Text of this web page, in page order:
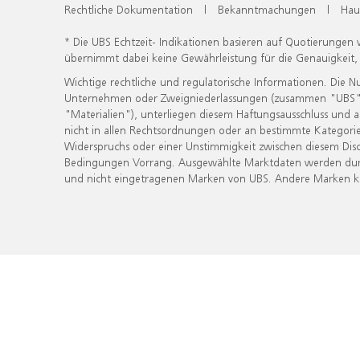
Rechtliche Dokumentation | Bekanntmachungen |
* Die UBS Echtzeit- Indikationen basieren auf
übernimmt dabei keine Gewährleistung für die
Wichtige rechtliche und regulatorische Informationen. Die
Unternehmen oder Zweigniederlassungen (zusammen
"Materialien"), unterliegen diesem Haftungsausschluss
nicht in allen Rechtsordnungen oder an bestimmte
Widerspruchs oder einer Unstimmigkeit zwischen diesem
Bedingungen Vorrang. Ausgewählte Marktdaten werden
und nicht eingetragenen Marken von UBS. Andere Marken